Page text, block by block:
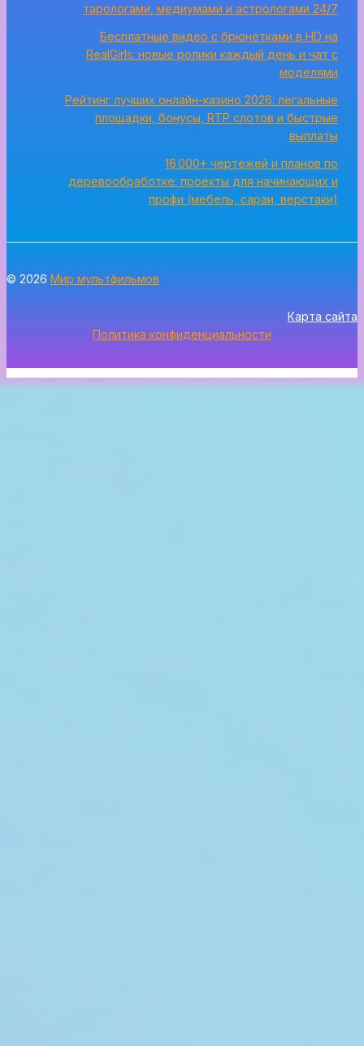
тарологами, медиумами и астрологами 24/7
Бесплатные видео с брюнетками в HD на
RealGirls: новые ролики каждый день и чат с
моделями
Рейтинг лучших онлайн-казино 2026: легальные
площадки, бонусы, RTP слотов и быстрые
выплаты
16 000+ чертежей и планов по
деревообработке: проекты для начинающих и
профи (мебель, сараи, верстаки)
© 2026 Мир мультфильмов
Карта сайта
Политика конфиденциальности